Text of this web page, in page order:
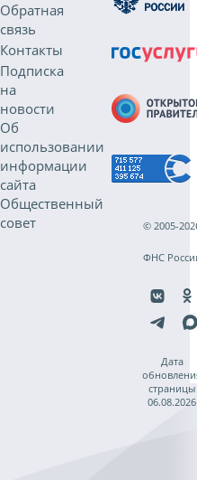
Обратная
связь
Контакты
Подписка
на
новости
Об
использовании
информации
сайта
Общественный
совет
© 2005-
ФНС
Дата
страницы
06.08.2026